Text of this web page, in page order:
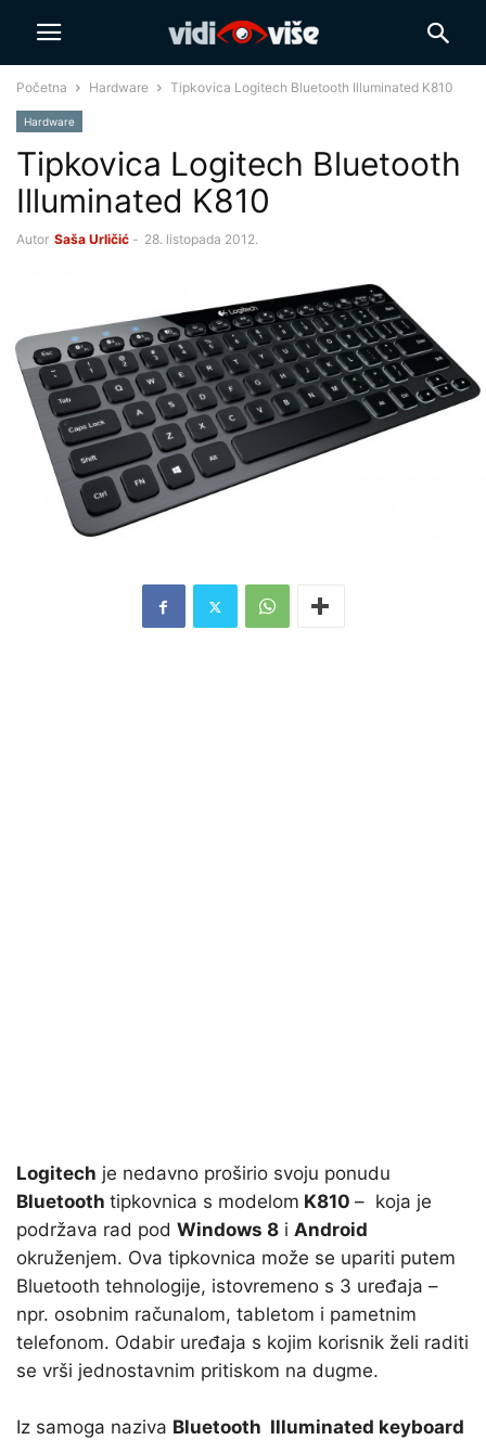
Početna Hardware Tipkovica Logitech Bluetooth Illuminated K810
Hardware
Tipkovica Logitech Bluetooth
Illuminated K810
Autor Saša Urličić - 28. listopada 2012.
Logitech je nedavno proširio svoju ponudu
Bluetooth tipkovnica s modelom K810 – koja je
podržava rad pod Windows 8 i Android
okruženjem. Ova tipkovnica može se upariti putem
Bluetooth tehnologije, istovremeno s 3 uređaja –
npr. osobnim računalom, tabletom i pametnim
telefonom. Odabir uređaja s kojim korisnik želi raditi
se vrši jednostavnim pritiskom na dugme.
Iz samoga naziva Bluetooth Illuminated keyboard